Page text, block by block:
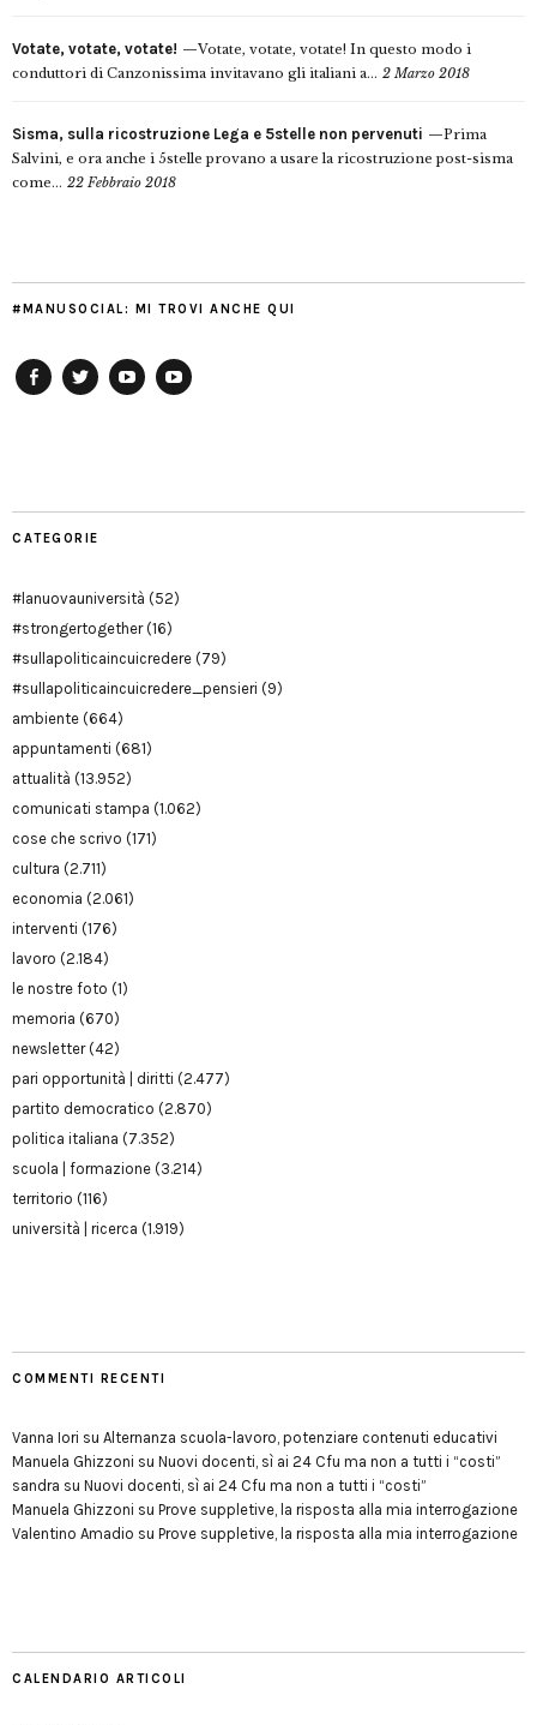
Votate, votate, votate!
Votate, votate, votate! In questo modo i
conduttori di Canzonissima invitavano gli italiani a... 2 Marzo 2018
Sisma, sulla ricostruzione Lega e 5stelle non pervenuti
Prima
Salvini, e ora anche i 5stelle provano a usare la ricostruzione post-sisma
come... 22 Febbraio 2018
#MANUSOCIAL: MI TROVI ANCHE QUI
CATEGORIE
#lanuovauniversità (52)
#strongertogether(16)
#sullapoliticaincuicredere (79)
#sullapoliticaincuicredere_pensieri (9)
ambiente (664)
appuntamenti (681)
attualità (13.952)
comunicati stampa (1.062)
cose che scrivo (171)
cultura (2.711)
economia (2.061)
interventi (176)
lavoro (2.184)
le nostre foto (1)
memoria (670)
newsletter(42)
pari opportunità | diritti (2.477)
partito democratico (2.870)
politica italiana (7.352)
scuola | formazione (3.214)
territorio (116)
università | ricerca (1.919)
COMMENTI RECENTI
Vanna Iori su Alternanza scuola-lavoro, potenziare contenuti educativi
Manuela Ghizzoni su Nuovi docenti, sì ai 24 Cfu ma non a tutti i “costi”
sandra su Nuovi docenti, sì ai 24 Cfu ma non a tutti i “costi”
Manuela Ghizzoni su Prove suppletive, la risposta alla mia interrogazione
Valentino Amadio su Prove suppletive, la risposta alla mia interrogazione
CALENDARIO ARTICOLI